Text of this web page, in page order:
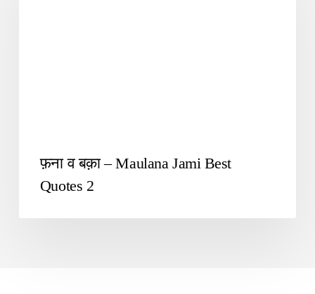
फ़ना व बक़ा – Maulana Jami Best
Quotes 2